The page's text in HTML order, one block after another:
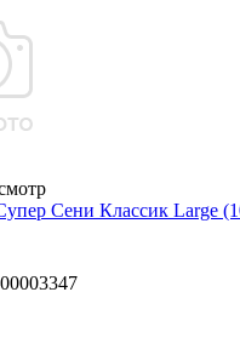
Сени Классик Large